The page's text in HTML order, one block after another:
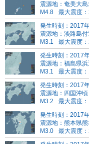
震源地：奄美大
M4.8
最大震度
発生時刻：2017
震源地：淡路島
M3.1
最大震度
発生時刻：2017
震源地：福島県
M3.1
最大震度
発生時刻：2017
震源地：四国沖頃
M3.2
最大震度
発生時刻：2017
震源地：熊本県
M3.0
最大震度